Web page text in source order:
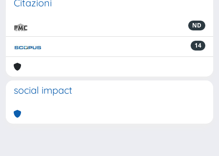
Citazioni
ND
14
social impact